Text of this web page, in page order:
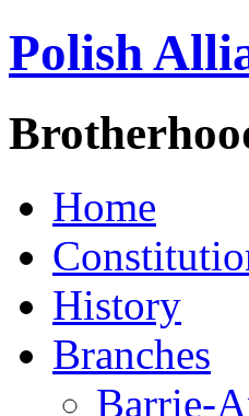
Polish
Home
History
Branches
Barrie-